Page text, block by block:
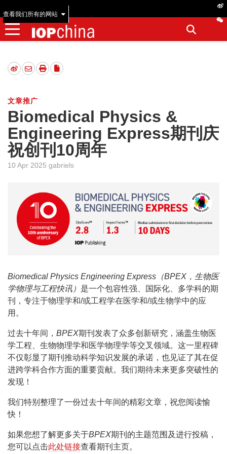
查看我们所有的网站
文章推广
Biomedical Physics &
Engineering Express期刊庆
祝创刊10周年
10 Apr 2025 gabriels
Biomedical Physics Engineering Express（BPEX，生物医
学物理与工程快讯） 是一个包容性强、国际化、多学科的期
刊，专注于物理学和/或工程学在医学和/或生物学中的应
用。
过去十年间， BPEX期刊发表了众多创新研究，涵盖生物医
学工程、生物物理学和医学物理学等交叉领域。这一里程碑
不仅彰显了期刊推动科学知识发展的承诺，也见证了其在促
进跨学科合作方面的重要贡献。我们期待未来更多突破性的
发现！
我们特别整理了一份过去十年间的精彩文章，祝您阅读愉
快！
如果您想了解更多关于BPEX期刊的主题范围及进行投稿，
您可以点击此处链接查看期刊主页。